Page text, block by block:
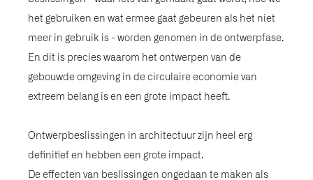
het gebruiken en wat ermee gaat gebeuren als het niet
meer in gebruik is - worden genomen in de ontwerpfase.
En dit is precies waarom het ontwerpen van de
gebouwde omgeving in de circulaire economie van
extreem belang is en een grote impact heeft.
Ontwerpbeslissingen in architectuur zijn heel erg
definitief en hebben een grote impact.
De effecten van beslissingen ongedaan te maken als